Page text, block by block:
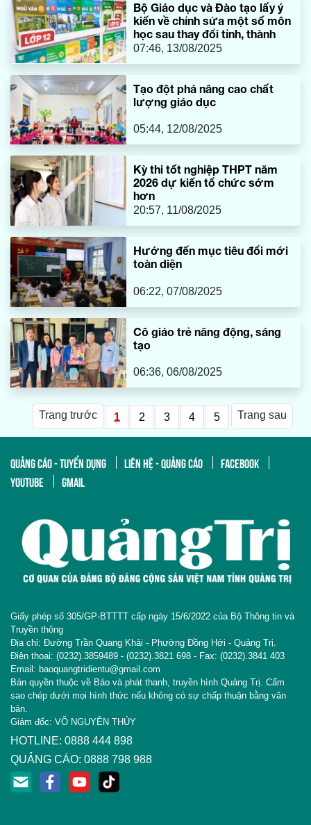
Bộ Giáo dục và Đào tạo lấy ý
kiến về chỉnh sửa một số môn
học sau thay đổi tỉnh, thành
07:46, 13/08/2025
Tạo đột phá nâng cao chất
lượng giáo dục
05:44, 12/08/2025
Kỳ thi tốt nghiệp THPT năm
2026 dự kiến tổ chức sớm
hơn
20:57, 11/08/2025
Hướng đến mục tiêu đổi mới
toàn diện
06:22, 07/08/2025
Cô giáo trẻ năng động, sáng
tạo
06:36, 06/08/2025
Trang trước 1 2 3 4 5 Trang sau
QUẢNG CÁO - TUYỂN DỤNG LIÊN HỆ - QUẢNG CÁO
FACEBOOK
YOUTUBE
GMAIL
Giấy phép số 305/GP-BTTTT cấp ngày 15/6/2022 của Bộ Thông tin và
Truyền thông
Địa chỉ: Đường Trần Quang Khải - Phường Đồng Hới - Quảng Trị.
Điện thoại: (0232).3859489 - (0232).3821 698 - Fax: (0232).3841 403
Email: baoquangtridientu@gmail.com
Bản quyền thuộc về Báo và phát thanh, truyền hình Quảng Trị. Cấm
sao chép dưới mọi hình thức nếu không có sự chấp thuận bằng văn
bản.
Giám đốc: VÕ NGUYÊN THỦY
HOTLINE: 0888 444 898
QUẢNG CÁO: 0888 798 988